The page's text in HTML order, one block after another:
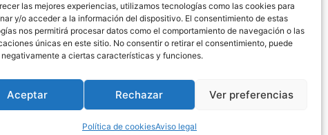
las mejores experiencias, utilizamos tecnologías como las cookies para
y/o acceder a la información del dispositivo. El consentimiento de estas
nos permitirá procesar datos como el comportamiento de navegación o las
únicas en este sitio. No consentir o retirar el consentimiento, puede
a ciertas características y funciones.
Aceptar Rechazar Ver preferencias
Política de cookiesAviso legal